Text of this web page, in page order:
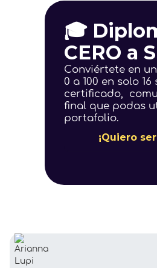
🎓
CERO a
Conviértete en
0 a 100 en solo
certificado,
final que podas
portafolio.
¡Quiero